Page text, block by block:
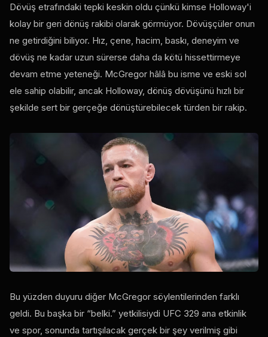
Dövüş etrafındaki tepki keskin oldu çünkü kimse Holloway'i
kolay bir geri dönüş rakibi olarak görmüyor. Dövüşçüler onun
ne getirdiğini biliyor. Hız, çene, hacim, baskı, deneyim ve
dövüş ne kadar uzun sürerse daha da kötü hissettirmeye
devam etme yeteneği. McGregor hâlâ bu isme ve eski sol
ele sahip olabilir, ancak Holloway, dönüş dövüşünü hızlı bir
şekilde sert bir gerçeğe dönüştürebilecek türden bir rakip.
Bu yüzden duyuru diğer McGregor söylentilerinden farklı
geldi. Bu başka bir “belki.” yetkilisiydi UFC 329 ana etkinlik
ve spor, sonunda tartışılacak gerçek bir şey verilmiş gibi